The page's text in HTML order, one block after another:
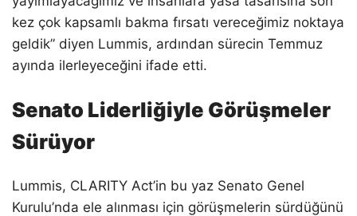
kez çok kapsamlı bakma fırsatı vereceğimiz noktaya
geldik” diyen Lummis, ardından sürecin Temmuz
ayında ilerleyeceğini ifade etti.
Senato Liderliğiyle Görüşmeler
Sürüyor
Lummis, CLARITY Act’in bu yaz Senato Genel
Kurulu’nda ele alınması için görüşmelerin sürdüğünü